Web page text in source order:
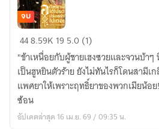
อดีต
สามี...
ได้
โปรด
ปล่อย
ข้า
ไป
จบ
448.59K 19 5.0 (1)
"ข้าเหนื่อยกับผู้ชายเฮงซวยและจวนบ้า
เป็นฮูหยินตัวร้าย ยังไม่ทันไรก็โดนสามี
แพศยาให้เพราะฤทธิ์ยาของพวกเมียน้
ซ้อน
อัปเดตล่าสุด 16 เม.ย. 69 / 09:35 น.